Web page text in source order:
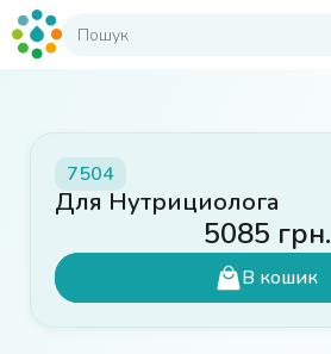
7504
Для Нутрициолога
5085 грн.
В кошик